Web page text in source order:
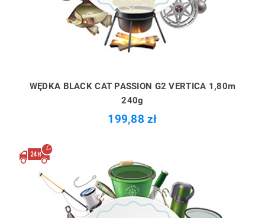
WĘDKA BLACK CAT PASSION G2 VERTICA 1,80m
240g
199,88 zł